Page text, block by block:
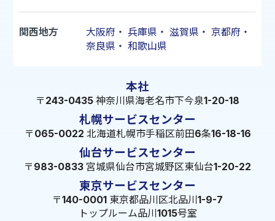
関西地方 大阪府 ・ 兵庫県 ・ 滋賀県 ・ 京都府 ・
奈良県 ・ 和歌山県
本社
〒243-0435 神奈川県海老名市下今泉1-20-18
札幌サービスセンター
〒065-0022 北海道札幌市手稲区前田6条16-18-16
仙台サービスセンター
〒983-0833 宮城県仙台市宮城野区東仙台1-20-22
東京サービスセンター
〒140-0001 東京都品川区北品川1-9-7
トップルーム品川1015号室